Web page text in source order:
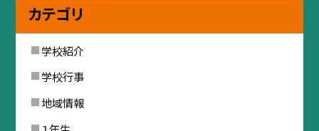
カテゴリ
学校紹介
学校行事
地域情報